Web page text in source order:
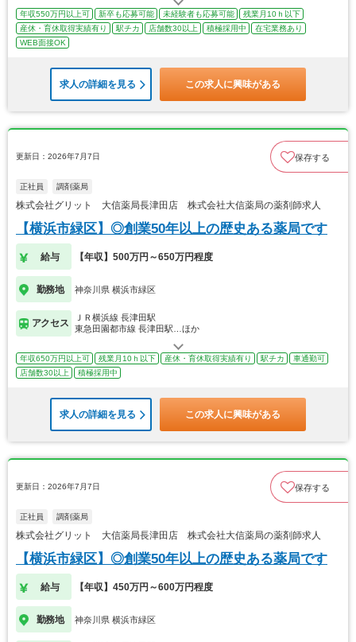
年収550万円以上可 新卒も応募可能 未経験者も応募可能
残業月10ｈ以下
産休・育休取得実績有り
駅チカ 店舗数30以上 積極採用中
在宅業務あり
WEB面接OK
求人の詳細を見る この求人に興味がある
更新日：2026年7月7日 保存する
正社員 調剤薬局
株式会社グリット 大信薬局長津田店 株式会社大信薬局の薬剤師求人
【横浜市緑区】◎創業50年以上の歴史ある薬局です
給与 【年収】500万円～650万円程度
勤務地 神奈川県 横浜市緑区
アクセス
ＪＲ横浜線 長津田駅
東急田園都市線 長津田駅…ほか
年収650万円以上可 残業月10ｈ以下 産休・育休取得実績有り 駅チカ
車通勤可
店舗数30以上
積極採用中
求人の詳細を見る この求人に興味がある
更新日：2026年7月7日 保存する
正社員 調剤薬局
株式会社グリット 大信薬局長津田店 株式会社大信薬局の薬剤師求人
【横浜市緑区】◎創業50年以上の歴史ある薬局です
給与 【年収】450万円～600万円程度
勤務地 神奈川県 横浜市緑区